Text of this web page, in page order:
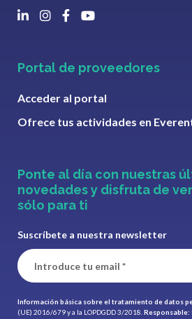
Portal de proveedores
Acceder al portal
Ofrece tus actividades en
Ponte al día con nuestras
novedades y disfruta de
sólo para ti
Suscríbete a nuestra newsletter
Información básica sobre el tratamiento de datos
(UE) 2016/679 y a la LOPDGDD 3/2018. Responsable: